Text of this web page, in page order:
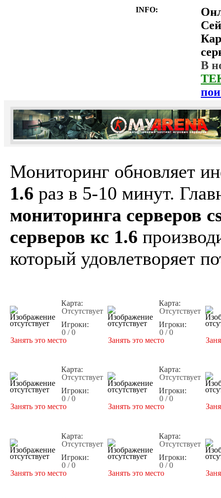
INFO:
В
Мониторинг обновляет
1.6 раз в 5-10 минут.
мониторинга серверов
серверов кс 1.6
который удовлетворяет
Карта:
Отсутствует
Игроки:
0 / 0
Занять это место
Карта:
Отсутствует
Игроки:
0 / 0
Занять это место
Карта:
Отсутствует
Игроки:
0 / 0
Занять это место
Карта:
Отсутствует
Игроки:
0 / 0
Занять это место
Карта:
Отсутствует
Игроки:
0 / 0
Занять это место
Карта:
Отсутствует
Игроки:
0 / 0
Занять это место